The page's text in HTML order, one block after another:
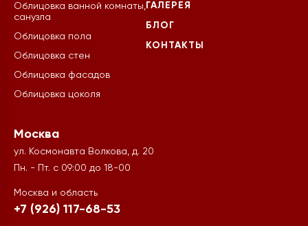
Облицовка ванной комнаты,
санузла
Облицовка пола
Облицовка стен
Облицовка фасадов
Облицовка цоколя
ГАЛЕРЕЯ
БЛОГ
КОНТАКТЫ
Москва
ул. Космонавта Волкова, д. 20
Пн. - Пт. с 09:00 до 18-00
Москва и область
+7 (926) 117-68-53